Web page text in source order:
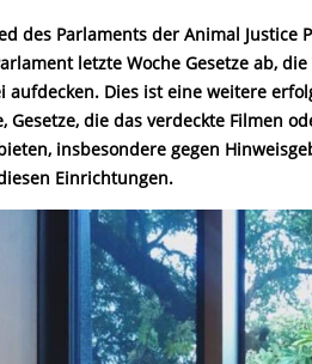
des Parlaments der Animal Justice
letzte Woche Gesetze ab,
Dies ist eine weitere
Gesetze, die das verdeckte Filmen
insbesondere gegen
Einrichtungen.